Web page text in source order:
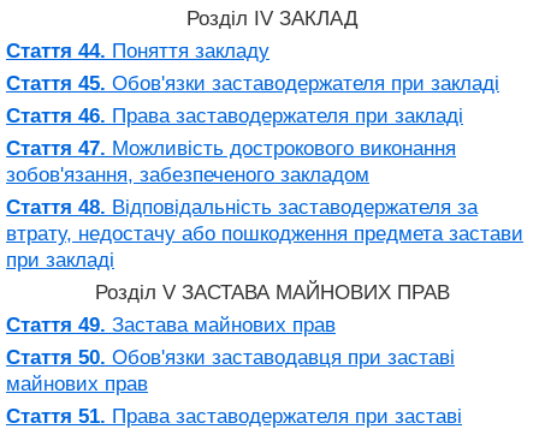
Розділ IV ЗАКЛАД
Стаття 44. Поняття закладу
Стаття 45. Обов'язки заставодержателя при закладі
Стаття 46. Права заставодержателя при закладі
Стаття 47. Можливість дострокового виконання
зобов'язання, забезпеченого закладом
Стаття 48. Відповідальність заставодержателя за
втрату, недостачу або пошкодження предмета застави
при закладі
Розділ V ЗАСТАВА МАЙНОВИХ ПРАВ
Стаття 49. Застава майнових прав
Стаття 50. Обов'язки заставодавця при заставі
майнових прав
Стаття 51. Права заставодержателя при заставі